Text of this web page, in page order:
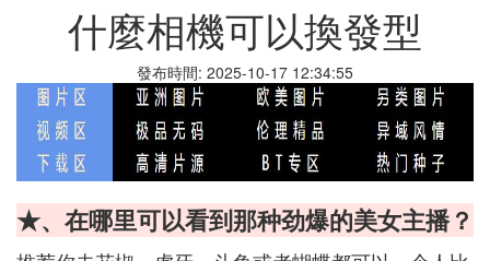
什麼相機可以換發型
發布時間: 2025-10-17 12:34:55
★、在哪里可以看到那种劲爆的美女主播？